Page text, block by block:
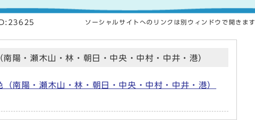
ソーシャルサイトへのリンクは別ウィンドウで開きます
陽・瀬木山・林・朝日・中央・中村・中井・港）
南陽・瀬木山・林・朝日・中央・中村・中井・港）